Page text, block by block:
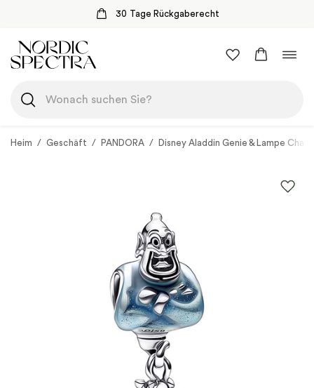
30 Tage Rückgaberecht
Inhalt
springen
Heim / Geschäft / PANDORA / Disney Aladdin Genie & Lampe